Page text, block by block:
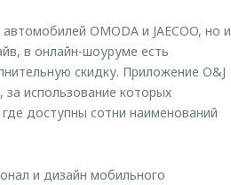
OMODA и JAECOO, но и
в онлайн-шоуруме есть
скидку. Приложение O&J
использование которых
доступны сотни наименований
и дизайн мобильного